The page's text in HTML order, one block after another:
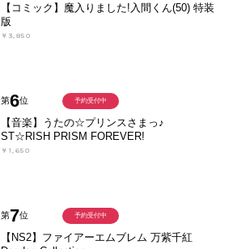
【コミック】魔入りました!入間くん(50) 特装
版
￥3,850
第6位
【音楽】うたの☆プリンスさまっ♪
ST☆RISH PRISM FOREVER!
￥1,650
予約受付中
第7位
【NS2】ファイアーエムブレム 万紫千紅
予約受付中